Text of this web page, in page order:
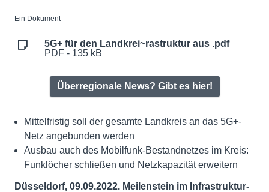
Ein Dokument
5G+ für den Landkrei~rastruktur aus .pdf
PDF - 135 kB
Überregionale News? Gibt es hier!
Mittelfristig soll der gesamte Landkreis an das 5G+-
Netz angebunden werden
Ausbau auch des Mobilfunk-Bestandnetzes im Kreis:
Funklöcher schließen und Netzkapazität erweitern
Düsseldorf, 09.09.2022. Meilenstein im Infrastruktur-